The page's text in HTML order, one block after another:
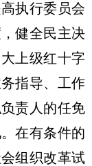
执行委员会
健全民主决
上级红十字
指导、工作
责人的任免
在有条件的
组织改革试